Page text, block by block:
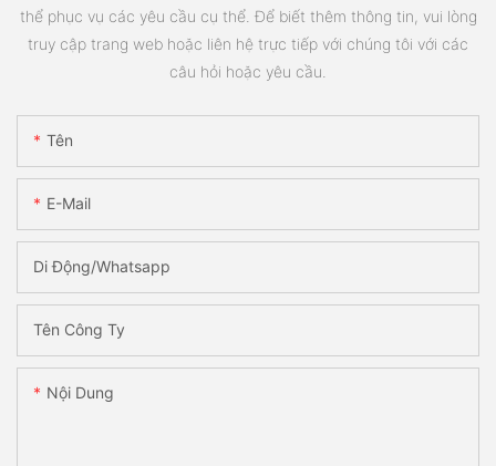
thể phục vụ các yêu cầu cụ thể. Để biết thêm thông tin, vui lòng
truy cập trang web hoặc liên hệ trực tiếp với chúng tôi với các
câu hỏi hoặc yêu cầu.
Tên
E-Mail
Di Động/Whatsapp
Tên Công Ty
Nội Dung